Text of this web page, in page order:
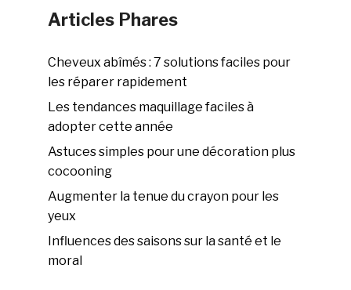
Articles Phares
Cheveux abîmés : 7 solutions faciles pour
les réparer rapidement
Les tendances maquillage faciles à
adopter cette année
Astuces simples pour une décoration plus
cocooning
Augmenter la tenue du crayon pour les
yeux
Influences des saisons sur la santé et le
moral